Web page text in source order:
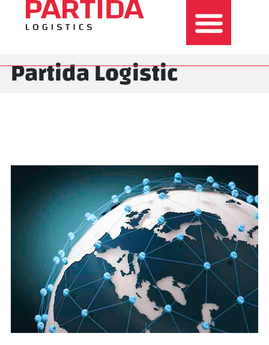
Partida Logistic